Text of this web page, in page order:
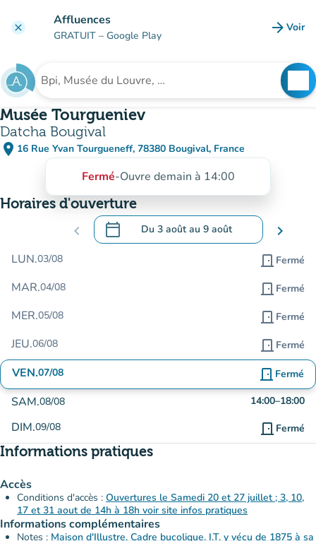
clear Affluences
GRATUIT – Google Play arrow_forward Voir
Rechercher un établissement
Musée Tourgueniev
Datcha Bougival
place 16 Rue Yvan Tourgueneff, 78380 Bougival, France
(ouvrir dans Google Maps)
(nouvel onglet)
Fermé-Ouvre demain à 14:00
Horaires d'ouverture
chevron_left calendar_today Du 3 aoûtau 9 août
.Ouvrir le calendrier pour changer de
chevron_right
LUN.03/08 door_front Fermé
MAR.04/08 door_front Fermé
MER.05/08 door_front Fermé
JEU.06/08 door_front Fermé
VEN.07/08 door_front Fermé
SAM.08/08 14:00–18:00
DIM.09/08 door_front Fermé
Informations pratiques
Accès
Conditions d'accès : Ouvertures le Samedi 20 et 27 juillet ; 3, 10,
17 et 31 aout de 14h à 18h voir site infos pratiques
Informations complémentaires
Notes : Maison d'Illustre. Cadre bucolique. I.T. y vécu de 1875 à sa